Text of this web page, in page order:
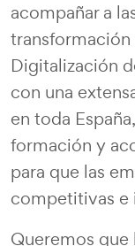
acompañar a
Digitalización
con una
en toda
formación y
para que las
competitivas e
Queremos que